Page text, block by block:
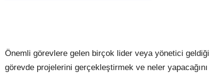
Önemli görevlere gelen birçok lider veya yönetici geldiği
görevde projelerini gerçekleştirmek ve neler yapacağını